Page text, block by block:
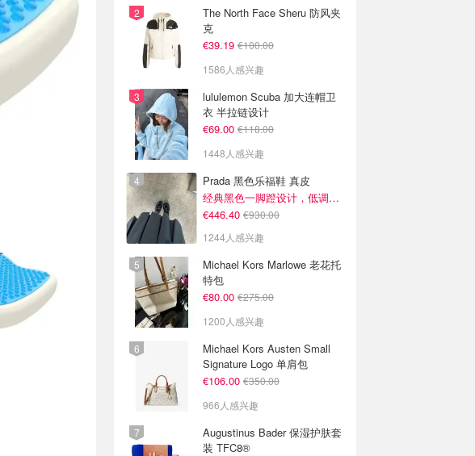
The North Face Sheru 防风夹
克
€39.19 €100.00
1586人感兴趣
lululemon Scuba 加大连帽卫
衣 半拉链设计
€69.00 €118.00
1448人感兴趣
Prada 黑色乐福鞋 真皮
经典黑色一脚蹬设计，低调百搭又高级
€446.40 €930.00
1244人感兴趣
Michael Kors Marlowe 老花托
特包
€80.00 €275.00
1200人感兴趣
Michael Kors Austen Small
Signature Logo 单肩包
€106.00 €350.00
966人感兴趣
Augustinus Bader 保湿护肤套
装 TFC8®